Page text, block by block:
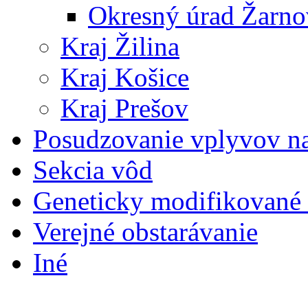
Okresný úrad
Kraj Žilina
Kraj Košice
Kraj Prešov
Posudzovanie vplyvov
Sekcia vôd
Geneticky
Verejné obstarávanie
Iné